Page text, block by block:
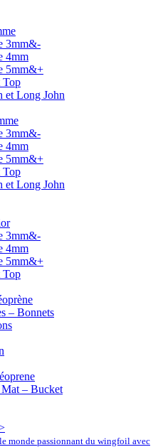
3mm&-
4mm
5mm&+
Top
et Long John
3mm&-
4mm
5mm&+
Top
et Long John
3mm&-
4mm
5mm&+
Top
– Bonnets
– Bucket
monde passionnant du wingfoil avec